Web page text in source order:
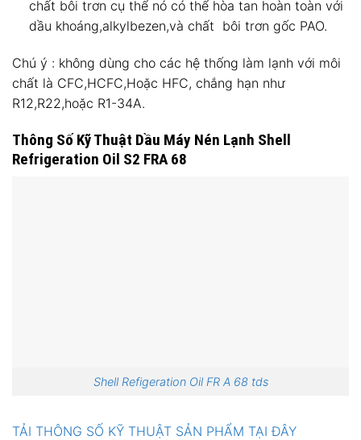
chất bôi trơn cụ thể nó có thể hòa tan hoàn toàn với
dầu khoáng,alkylbezen,và chất bôi trơn gốc PAO.
Chú ý : không dùng cho các hệ thống làm lạnh với môi
chất là CFC,HCFC,Hoặc HFC, chắng hạn như
R12,R22,hoặc R1-34A.
Thông Số Kỹ Thuật Dầu Máy Nén Lạnh Shell
Refrigeration Oil S2 FRA 68
Shell Refigeration Oil FR A 68 tds
TẢI THÔNG SỐ KỸ THUẬT SẢN PHẨM TẠI ĐÂY